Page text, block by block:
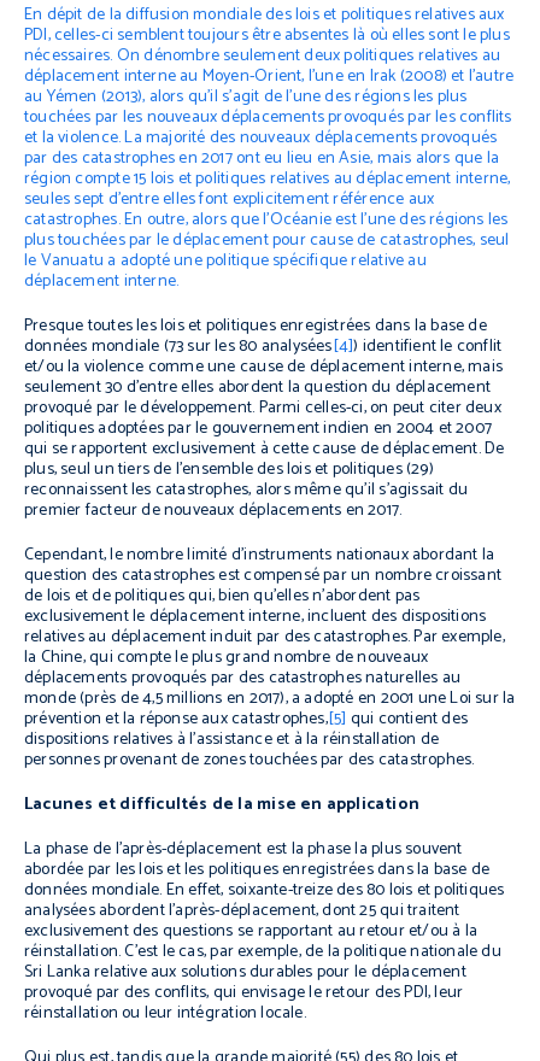
En dépit de la diffusion mondiale des lois et politiques relatives aux
PDI, celles-ci semblent toujours être absentes là où elles sont le plus
nécessaires. On dénombre seulement deux politiques relatives au
déplacement interne au Moyen-Orient, l’une en Irak (2008) et l’autre
au Yémen (2013), alors qu’il s’agit de l’une des régions les plus
touchées par les nouveaux déplacements provoqués par les conflits
et la violence. La majorité des nouveaux déplacements provoqués
par des catastrophes en 2017 ont eu lieu en Asie, mais alors que la
région compte 15 lois et politiques relatives au déplacement interne,
seules sept d’entre elles font explicitement référence aux
catastrophes. En outre, alors que l’Océanie est l’une des régions les
plus touchées par le déplacement pour cause de catastrophes, seul
le Vanuatu a adopté une politique spécifique relative au
déplacement interne.
Presque toutes les lois et politiques enregistrées dans la base de
données mondiale (73 sur les 80 analysées[4]) identifient le conflit
et/ou la violence comme une cause de déplacement interne, mais
seulement 30 d’entre elles abordent la question du déplacement
provoqué par le développement. Parmi celles-ci, on peut citer deux
politiques adoptées par le gouvernement indien en 2004 et 2007
qui se rapportent exclusivement à cette cause de déplacement. De
plus, seul un tiers de l’ensemble des lois et politiques (29)
reconnaissent les catastrophes, alors même qu’il s’agissait du
premier facteur de nouveaux déplacements en 2017.
Cependant, le nombre limité d’instruments nationaux abordant la
question des catastrophes est compensé par un nombre croissant
de lois et de politiques qui, bien qu’elles n’abordent pas
exclusivement le déplacement interne, incluent des dispositions
relatives au déplacement induit par des catastrophes. Par exemple,
la Chine, qui compte le plus grand nombre de nouveaux
déplacements provoqués par des catastrophes naturelles au
monde (près de 4,5 millions en 2017), a adopté en 2001 une Loi sur la
prévention et la réponse aux catastrophes,[5] qui contient des
dispositions relatives à l’assistance et à la réinstallation de
personnes provenant de zones touchées par des catastrophes.
Lacunes et difficultés de la mise en application
La phase de l’après-déplacement est la phase la plus souvent
abordée par les lois et les politiques enregistrées dans la base de
données mondiale. En effet, soixante-treize des 80 lois et politiques
analysées abordent l’après-déplacement, dont 25 qui traitent
exclusivement des questions se rapportant au retour et/ou à la
réinstallation. C’est le cas, par exemple, de la politique nationale du
Sri Lanka relative aux solutions durables pour le déplacement
provoqué par des conflits, qui envisage le retour des PDI, leur
réinstallation ou leur intégration locale.